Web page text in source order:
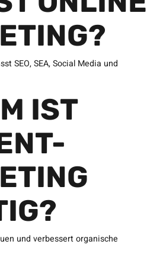
SEO, SEA, Social Media und
IST
und verbessert organische